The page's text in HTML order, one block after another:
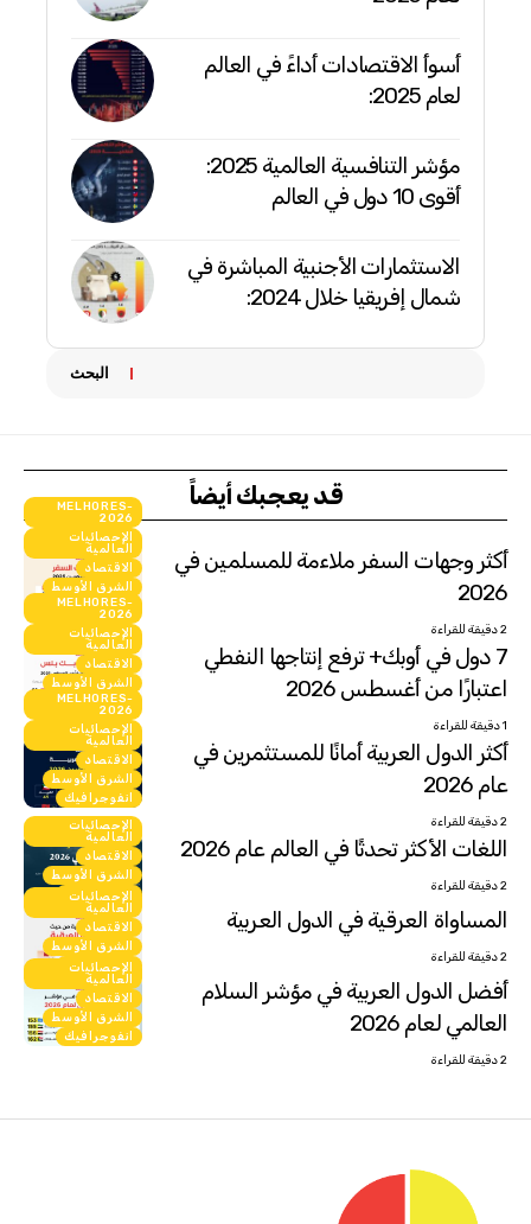
أسوأ الاقتصادات أداءً في العالم
لعام 2025:
مؤشر التنافسية العالمية 2025:
أقوى 10 دول في العالم
الاستثمارات الأجنبية المباشرة في
شمال إفريقيا خلال 2024:
البحث
قد يعجبك أيضاً
MELHORES-
2026
الإحصائيات
العالمية
الاقتصاد
الشرق الأوسط
انفوجرافيك
أكثر وجهات السفر ملاءمة للمسلمين في
2026
2 دقيقة للقراءة
MELHORES-
2026
الإحصائيات
العالمية
الاقتصاد
الشرق الأوسط
انفوجرافيك
7 دول في أوبك+ ترفع إنتاجها النفطي
اعتبارًا من أغسطس 2026
1 دقيقة للقراءة
MELHORES-
2026
الإحصائيات
العالمية
الاقتصاد
الشرق الأوسط
انفوجرافيك
أكثر الدول العربية أمانًا للمستثمرين في
عام 2026
2 دقيقة للقراءة
الإحصائيات
العالمية
الاقتصاد
الشرق الأوسط
انفوجرافيك
اللغات الأكثر تحدثًا في العالم عام 2026
2 دقيقة للقراءة
الإحصائيات
العالمية
الاقتصاد
الشرق الأوسط
انفوجرافيك
المساواة العرقية في الدول العربية
2 دقيقة للقراءة
الإحصائيات
العالمية
الاقتصاد
الشرق الأوسط
انفوجرافيك
أفضل الدول العربية في مؤشر السلام
العالمي لعام 2026
2 دقيقة للقراءة